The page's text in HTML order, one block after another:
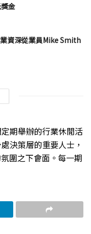
金
資深從業員Mike Smith
期舉辦的行業休閒活
決策層的重要人士，
圍之下會面。每一期